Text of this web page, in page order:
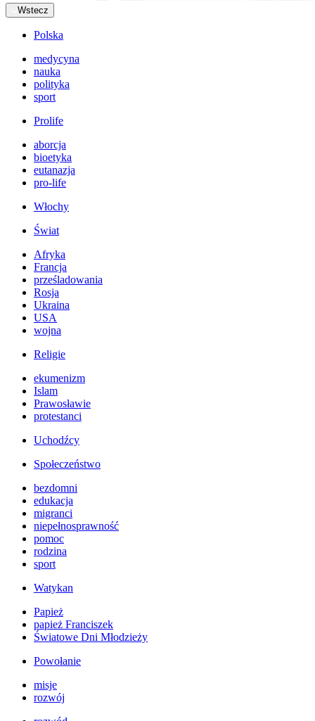
Wstecz
Polska
medycyna
nauka
polityka
sport
Prolife
aborcja
bioetyka
eutanazja
pro-life
Włochy
Świat
Afryka
Francja
prześladowania
Rosja
Ukraina
USA
wojna
Religie
ekumenizm
Islam
Prawosławie
protestanci
Uchodźcy
Społeczeństwo
bezdomni
edukacja
migranci
niepełnosprawność
pomoc
rodzina
sport
Watykan
Papież
papież Franciszek
Światowe Dni Młodzieży
Powołanie
misje
rozwój